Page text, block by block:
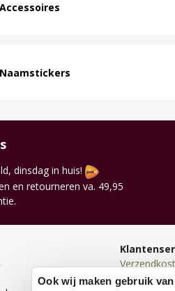
Accessoires
Naamstickers
dinsdag in huis!
en retourneren va. 49,95
Bezorgen
Ook wij maken gebruik